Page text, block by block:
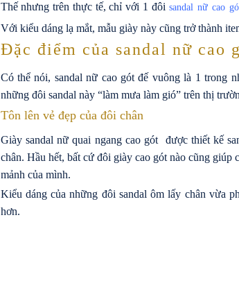
Thế nhưng trên thực tế, chỉ với 1 đôi sandal nữ cao
Với kiểu dáng lạ mắt, mẫu giày này cũng trở thành
Đặc điểm của sandal nữ cao
Có thể nói, sandal nữ cao gót đế vuông là 1 trong
những đôi sandal này “làm mưa làm gió” trên thị
Tôn lên vẻ đẹp của đôi chân
Giày sandal nữ quai ngang cao gót được thiết kế
chân. Hầu hết, bất cứ đôi giày cao gót nào cũng giúp
mảnh của mình.
Kiểu dáng của những đôi sandal ôm lấy chân vừa
hơn.